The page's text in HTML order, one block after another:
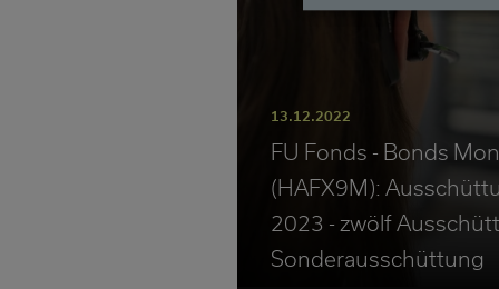
13.12.2022
FU Fonds - Bonds
(HAFX9M):
2023 - zwölf
Sonderausschüttung